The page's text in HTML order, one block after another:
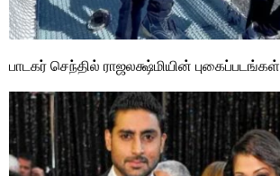
பாடகர் செந்தில் ராஜலக்ஷ்மியின் புகைப்படங்கள்